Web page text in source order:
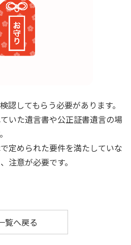
認してもらう必要があります。
いた遺言書や公正証書遺言の場
定められた要件を満たしていな
注意が必要です。
覧へ戻る